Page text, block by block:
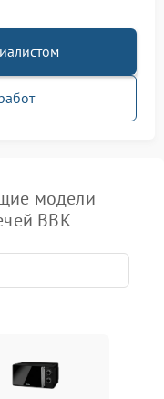
модели
BBK